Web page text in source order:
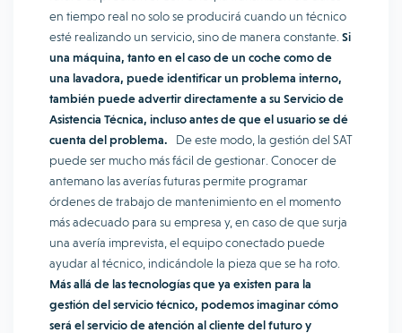
en tiempo real no solo se producirá cuando un técnico
esté realizando un servicio, sino de manera constante. Si
una máquina, tanto en el caso de un coche como de
una lavadora, puede identificar un problema interno,
también puede advertir directamente a su Servicio de
Asistencia Técnica, incluso antes de que el usuario se dé
cuenta del problema. De este modo, la gestión del SAT
puede ser mucho más fácil de gestionar. Conocer de
antemano las averías futuras permite programar
órdenes de trabajo de mantenimiento en el momento
más adecuado para su empresa y, en caso de que surja
una avería imprevista, el equipo conectado puede
ayudar al técnico, indicándole la pieza que se ha roto.
Más allá de las tecnologías que ya existen para la
gestión del servicio técnico, podemos imaginar cómo
será el servicio de atención al cliente del futuro y